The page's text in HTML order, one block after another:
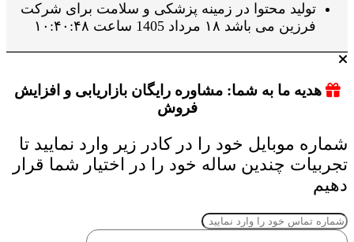
تولید محتوا در زمینه پزشکی و سلامت برای شرکت
فرزین می باشد ۱۸ مرداد 1405 ساعت ۱۰:۴۰:۴۸
هدیه ما به شما: مشاوره رایگان بازاریابی و افزایش
فروش
شماره موبایل خود را در کادر زیر وارد نمایید تا
تجربیات چندین ساله خود را در اختیار شما قرار
دهیم